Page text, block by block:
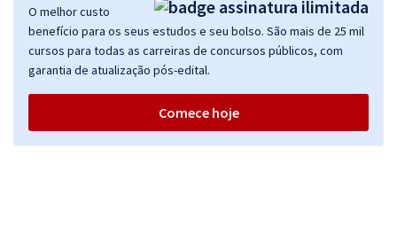
O melhor custo
benefício para os seus estudos e seu bolso. São mais de 25 mil
cursos para todas as carreiras de concursos públicos, com
garantia de atualização pós-edital.
Comece hoje